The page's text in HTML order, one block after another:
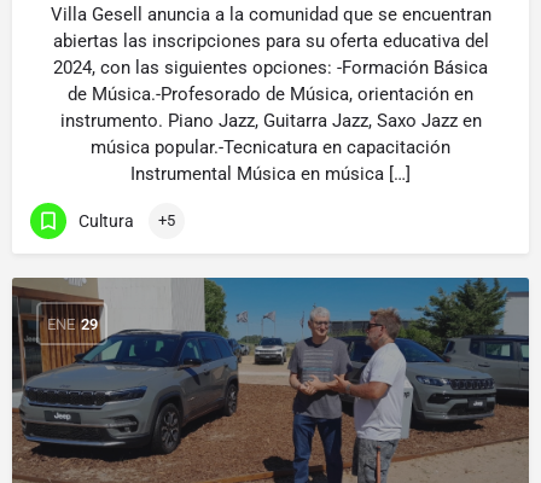
Villa Gesell anuncia a la comunidad que se encuentran
abiertas las inscripciones para su oferta educativa del
2024, con las siguientes opciones: -Formación Básica
de Música.-Profesorado de Música, orientación en
instrumento. Piano Jazz, Guitarra Jazz, Saxo Jazz en
música popular.-Tecnicatura en capacitación
Instrumental Música en música […]
Cultura +5
ENE 29